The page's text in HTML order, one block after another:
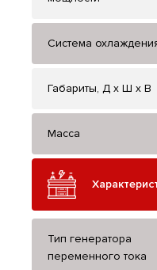
Система
Габариты, Д x Ш x В
Масса
Тип генератора
переменного тока